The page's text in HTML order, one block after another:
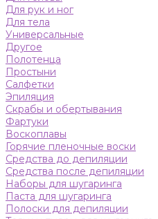
Для рук и ног
Для тела
Универсальные
Другое
Полотенца
Простыни
Салфетки
Эпиляция
Скрабы и обертывания
Фартуки
Воскоплавы
Горячие пленочные воски
Средства до депиляции
Средства после депиляции
Наборы для шугаринга
Паста для шугаринга
Полоски для депиляции